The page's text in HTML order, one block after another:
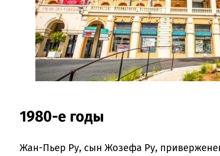
1980-е годы
Жан-Пьер Ру, сын Жозефа Ру,